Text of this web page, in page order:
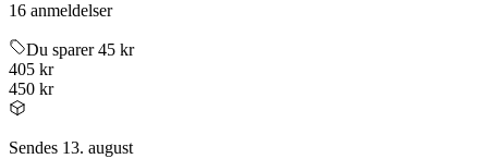
16 anmeldelser
Du sparer 45 kr
405 kr
450 kr
Sendes 13. august